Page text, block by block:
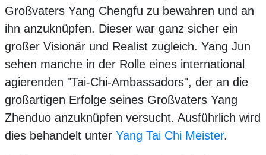
Großvaters Yang Chengfu zu bewahren und an
ihn anzuknüpfen. Dieser war ganz sicher ein
großer Visionär und Realist zugleich. Yang Jun
sehen manche in der Rolle eines international
agierenden "Tai-Chi-Ambassadors", der an die
großartigen Erfolge seines Großvaters Yang
Zhenduo anzuknüpfen versucht. Ausführlich wird
dies behandelt unter Yang Tai Chi Meister.